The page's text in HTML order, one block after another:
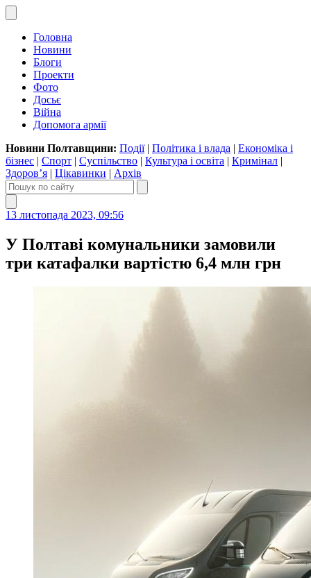
Головна
Новини
Блоги
Проекти
Фото
Досьє
Війна
Допомога армії
Новини Полтавщини: Події| Політика і влада | Економіка і
бізнес | Спорт | Суспільство | Культура і освіта | Кримінал |
Здоров’я | Цікавинки | Архів
13 листопада 2023, 09:56
У Полтаві комунальники замовили
три катафалки вартістю 6,4 млн грн